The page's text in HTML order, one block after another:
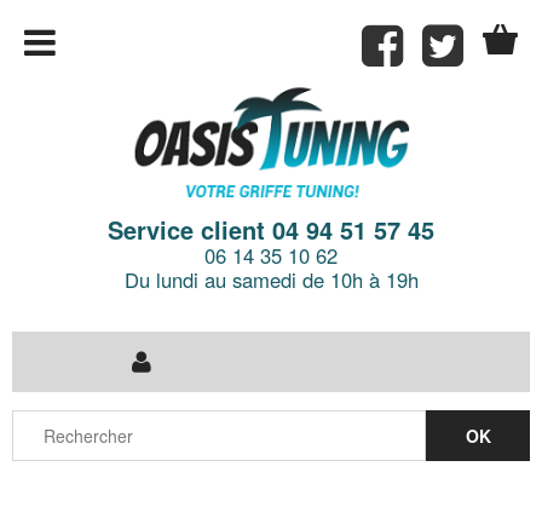
Service client 04 94 51 57 45
06 14 35 10 62
Du lundi au samedi de 10h à 19h